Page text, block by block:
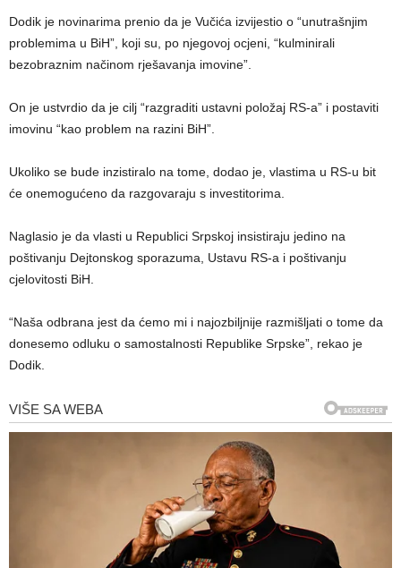
Dodik je novinarima prenio da je Vučića izvijestio o “unutrašnjim
problemima u BiH”, koji su, po njegovoj ocjeni, “kulminirali
bezobraznim načinom rješavanja imovine”.
On je ustvrdio da je cilj “razgraditi ustavni položaj RS-a” i postaviti
imovinu “kao problem na razini BiH”.
Ukoliko se bude inzistiralo na tome, dodao je, vlastima u RS-u bit
će onemogućeno da razgovaraju s investitorima.
Naglasio je da vlasti u Republici Srpskoj insistiraju jedino na
poštivanju Dejtonskog sporazuma, Ustavu RS-a i poštivanju
cjelovitosti BiH.
“Naša odbrana jest da ćemo mi i najozbiljnije razmišljati o tome da
donesemo odluku o samostalnosti Republike Srpske”, rekao je
Dodik.